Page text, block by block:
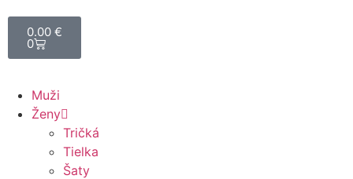
0.00 €
0
Muži
Ženy
Tričká
Tielka
Šaty